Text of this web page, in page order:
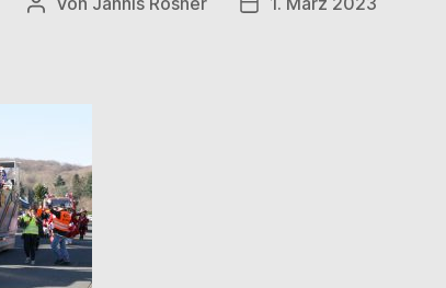
Beitragsautor Veröffentlichungsdatum